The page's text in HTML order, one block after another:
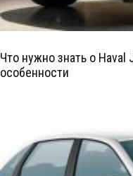
Что нужно знать о
особенности